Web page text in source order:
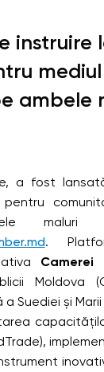
instruire
ambele
a fost
pentru
maluri
.
Moldova
Suediei și